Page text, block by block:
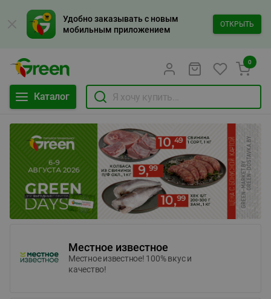
Удобно заказывать с новым
мобильным приложением
ОТКРЫТЬ
Каталог
0
Местное известное
Местное известное! 100% вкус и
качество!